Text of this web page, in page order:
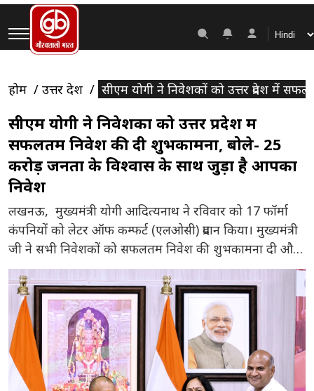
होम उत्तर प्रदेश सीएम योगी ने निवेशकों को उत्तर प्रदेश में
सीएम योगी ने निवेशकों को उत्तर प्रदेश में
सफलतम निवेश की दी शुभकामना, बोले- 25
करोड़ जनता के विश्वास के साथ जुड़ा है आपका
निवेश
लखनऊ, मुख्यमंत्री योगी आदित्यनाथ ने रविवार को 17 फॉर्मा
कंपनियों को लेटर ऑफ कम्फर्ट (एलओसी) प्रदान किया। मुख्यमंत्री
जी ने सभी निवेशकों को सफलतम निवेश की शुभकामना दी और
कहा कि आज का दिन प्रदेश के औद्योगिक व स्वास्थ्य सेवा के लिए
ऐतिहासिक पड़ाव है। मुख्यमंत्री जी ने निवेशकों को विश्वास
दिलाया कि उत्तर प्रदेश […]